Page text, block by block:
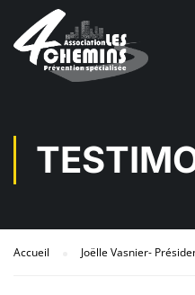
Accueil Joëlle Vasnier-